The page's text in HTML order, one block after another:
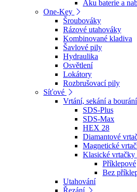
Aku baterie a
One-Key
Šroubováky
Rázové utahováky
Kombinované kladiva
Šavlové pily
Hydraulika
Osvětlení
Lokátory
Rozbrušovací pily
Síťové
Vrtání, sekání a bourání
SDS-Plus
SDS-Max
HEX 28
Diamantové
Magnetické
Klasické vrtačky
Příklepové
Bez
Utahování
Řezání